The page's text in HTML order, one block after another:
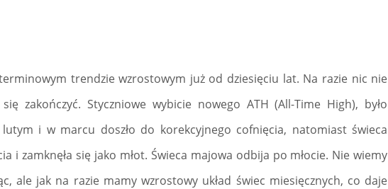
trendzie wzrostowym już od dziesięciu lat. Na razie nic nie
zakończyć. Styczniowe wybicie nowego ATH (All-Time High), było
i w marcu doszło do korekcyjnego cofnięcia, natomiast świeca
i zamknęła się jako młot. Świeca majowa odbija po młocie. Nie wiemy
ale jak na razie mamy wzrostowy układ świec miesięcznych, co daje